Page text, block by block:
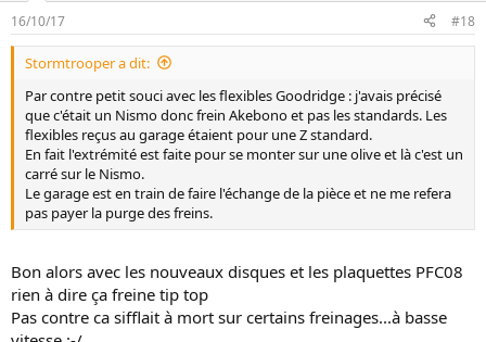
16/10/17 #18
Stormtrooper a dit:
Par contre petit souci avec les flexibles Goodridge : j'avais précisé
que c'était un Nismo donc frein Akebono et pas les standards. Les
flexibles reçus au garage étaient pour une Z standard.
En fait l'extrémité est faite pour se monter sur une olive et là c'est un
carré sur le Nismo.
Le garage est en train de faire l'échange de la pièce et ne me refera
pas payer la purge des freins.
Bon alors avec les nouveaux disques et les plaquettes PFC08
rien à dire ça freine tip top
Pas contre ca sifflait à mort sur certains freinages...à basse